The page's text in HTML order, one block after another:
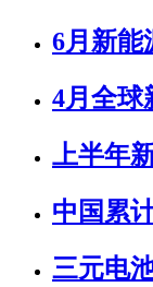
6月新能
4月全球
上半年
中国累
三元电